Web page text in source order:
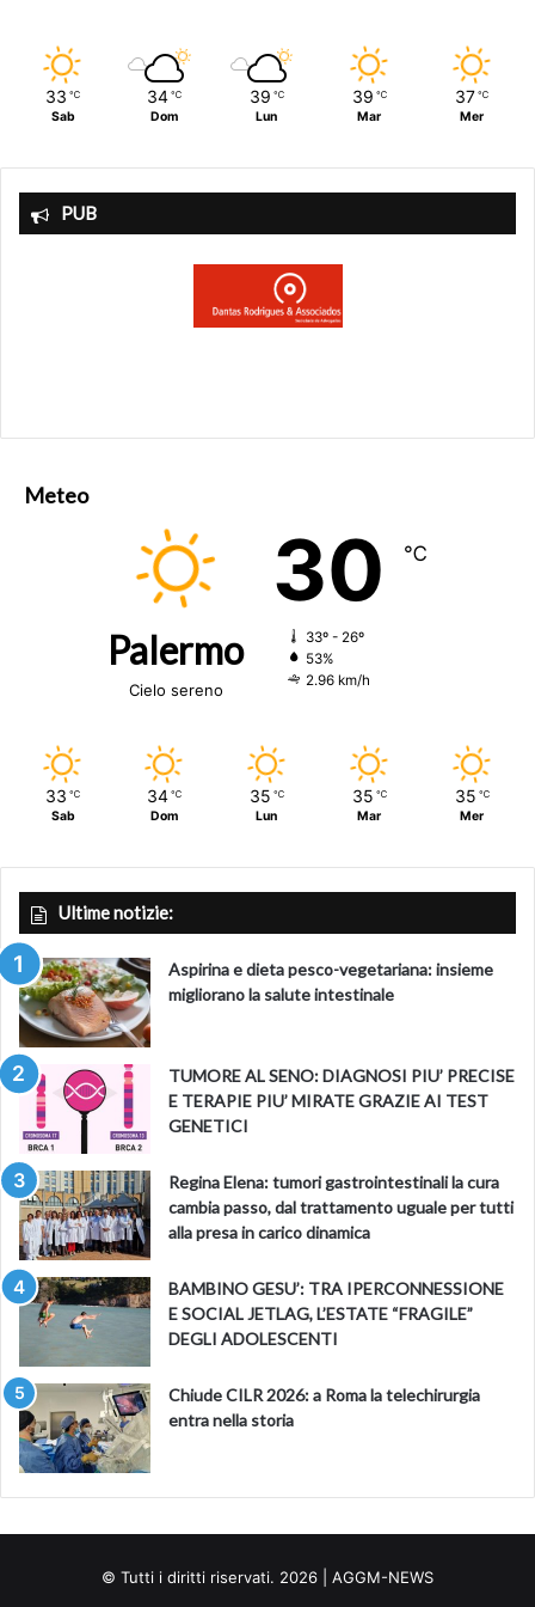
33 ℃
Sab
34 ℃
Dom
39 ℃
Lun
39 ℃
Mar
37 ℃
Mer
PUB
Meteo
Palermo
Cielo sereno
30 ℃
33º - 26º
53%
2.96 km/h
33 ℃
Sab
34 ℃
Dom
35 ℃
Lun
35 ℃
Mar
35 ℃
Mer
Ultime notizie:
Aspirina e dieta pesco-vegetariana: insieme
migliorano la salute intestinale
TUMORE AL SENO: DIAGNOSI PIU’ PRECISE
E TERAPIE PIU’ MIRATE GRAZIE AI TEST
GENETICI
Regina Elena: tumori gastrointestinali la cura
cambia passo, dal trattamento uguale per tutti
alla presa in carico dinamica
BAMBINO GESU’: TRA IPERCONNESSIONE
E SOCIAL JETLAG, L’ESTATE “FRAGILE”
DEGLI ADOLESCENTI
Chiude CILR 2026: a Roma la telechirurgia
entra nella storia
© Tutti i diritti riservati. 2026 | AGGM-NEWS